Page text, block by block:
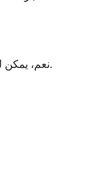
نعم، يمكن لبعض الأدوية التي يتم مناقشتها بشكل أقل تكرارًا أن تؤثر أيضًا على راحتك. على الرغم من أن هذه ليست موصوفة بشكل متكرر، إلا أنها لا تزال جديرة بالاهتمام إذا كانت جزءًا من خطة علاجك.